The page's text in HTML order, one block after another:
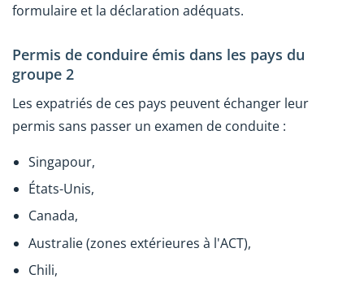
formulaire et la déclaration adéquats.
Permis de conduire émis dans les pays du
groupe 2
Les expatriés de ces pays peuvent échanger leur
permis sans passer un examen de conduite :
Singapour,
États-Unis,
Canada,
Australie (zones extérieures à l'ACT),
Chili,